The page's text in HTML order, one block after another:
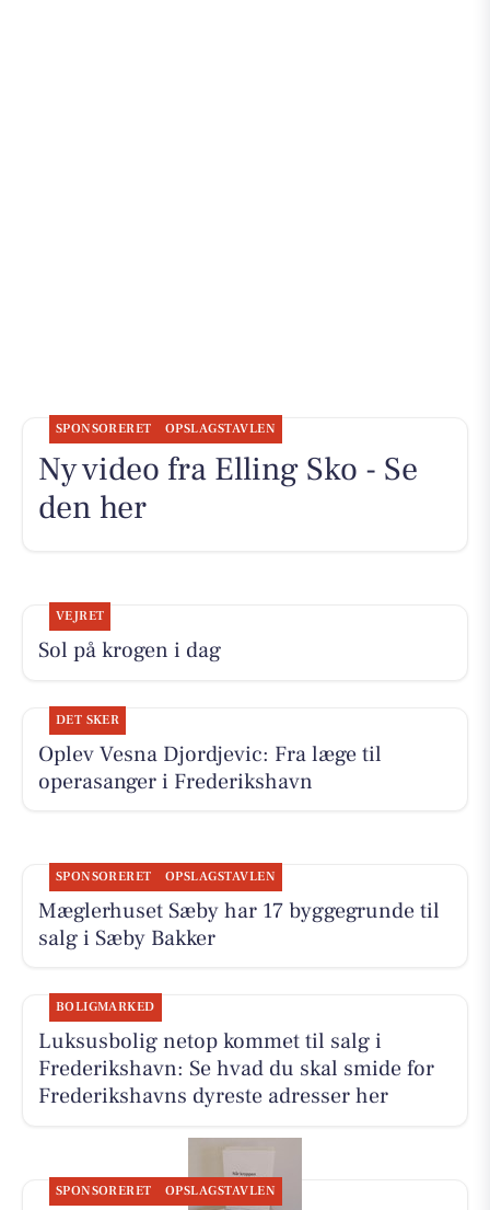
SPONSORERET OPSLAGSTAVLEN
Ny video fra Elling Sko - Se
den her
VEJRET
Sol på krogen i dag
DET SKER
Oplev Vesna Djordjevic: Fra læge til
operasanger i Frederikshavn
SPONSORERET OPSLAGSTAVLEN
Mæglerhuset Sæby har 17 byggegrunde til
salg i Sæby Bakker
BOLIGMARKED
Luksusbolig netop kommet til salg i
Frederikshavn: Se hvad du skal smide for
Frederikshavns dyreste adresser her
SPONSORERET OPSLAGSTAVLEN